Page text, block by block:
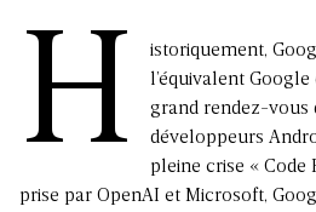
H
istoriquement,
l’équivalent Google
grand rendez-vous
développeurs
pleine crise « Code
prise par OpenAI et Microsoft,